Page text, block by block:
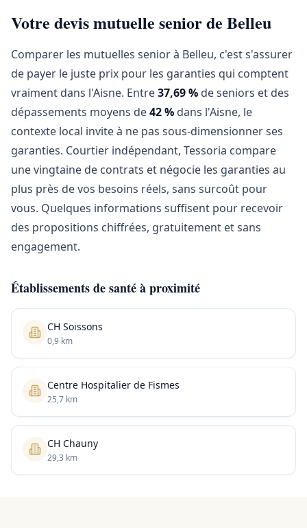
Votre devis mutuelle senior de Belleu
Comparer les mutuelles senior à Belleu, c'est s'assurer
de payer le juste prix pour les garanties qui comptent
vraiment dans l'Aisne. Entre37,69 % de seniors et des
dépassements moyens de42 % dans l'Aisne, le
contexte local invite à ne pas sous-dimensionner ses
garanties. Courtier indépendant, Tessoria compare
une vingtaine de contrats et négocie les garanties au
plus près de vos besoins réels, sans surcoût pour
vous. Quelques informations suffisent pour recevoir
des propositions chiffrées, gratuitement et sans
engagement.
Établissements de santé à proximité
CH Soissons
0,9 km
Centre Hospitalier de Fismes
25,7 km
CH Chauny
29,3 km